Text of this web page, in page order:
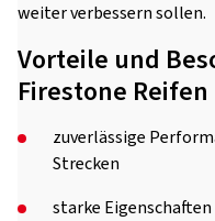
weiter verbessern sollen.
Vorteile und
Firestone Reifen
zuverlässige
Strecken
starke